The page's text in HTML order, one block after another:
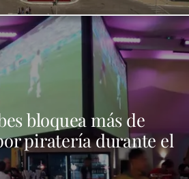
bloquea más de
piratería durante el